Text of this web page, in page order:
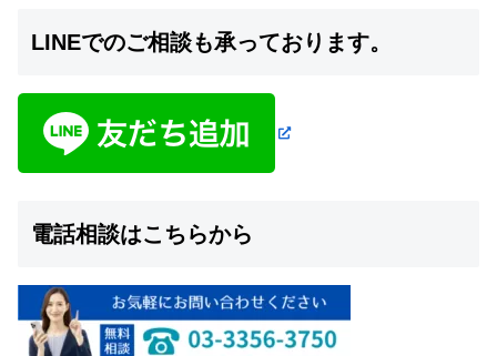
LINEでのご相談も承っております。
電話相談はこちらから